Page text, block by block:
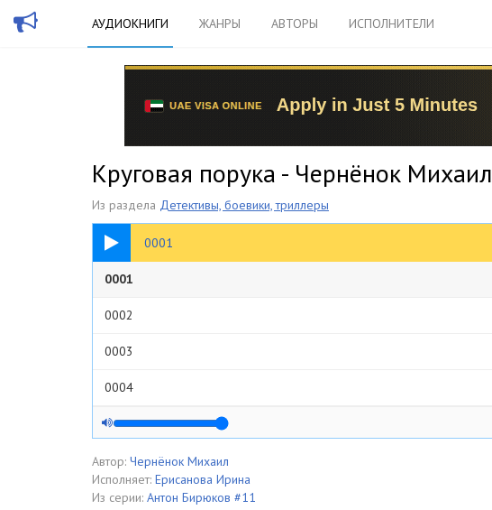
АУДИОКНИГИ ЖАНРЫ АВТОРЫ ИСПОЛНИТЕЛИ
Круговая порука - Чернёнок Михаил
Из раздела Детективы, боевики, триллеры
0001
28:17
0001
0002
0003
0004
0005
0006
0007
Автор: Чернёнок Михаил
Исполняет: Ерисанова Ирина
Из серии: Антон Бирюков #11